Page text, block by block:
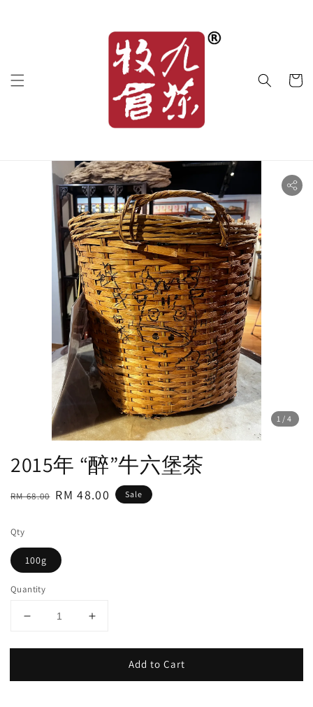
1 /4
2015年 “醉”牛六堡茶
Regular
RM 68.00 Sale
RM 48.00 Sale
Qty
100g
Quantity
Add to Cart